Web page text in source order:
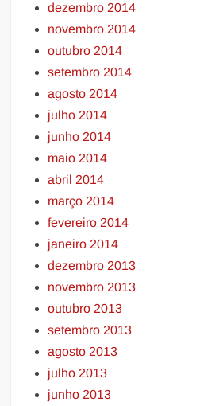
dezembro 2014
novembro 2014
outubro 2014
setembro 2014
agosto 2014
julho 2014
junho 2014
maio 2014
abril 2014
março 2014
fevereiro 2014
janeiro 2014
dezembro 2013
novembro 2013
outubro 2013
setembro 2013
agosto 2013
julho 2013
junho 2013